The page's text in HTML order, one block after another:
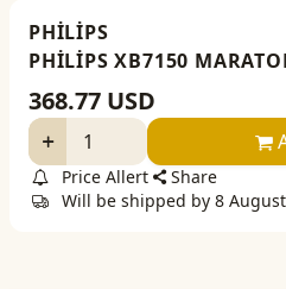
PHİLİPS
PHİLİPS XB7150
368.77 USD
Price Allert
Share
Will be shipped by 8